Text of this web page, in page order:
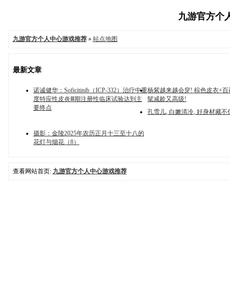
九游官方个
九游官方个人中心游戏推荐» 站点地图
最新文章
诺诚健华：Soficitinib（ICP-332）治疗中重
度特应性皮炎Ⅲ期注册性临床试验达到主
要终点
杨紫越来越会穿! 棕色皮衣+百
髦减龄又高级!
孔雪儿, 白嫩清冷, 好身材藏不
摄影：金陵2025年农历正月十三至十八的
花灯与烟花（8）
查看网站首页: 九游官方个人中心游戏推荐